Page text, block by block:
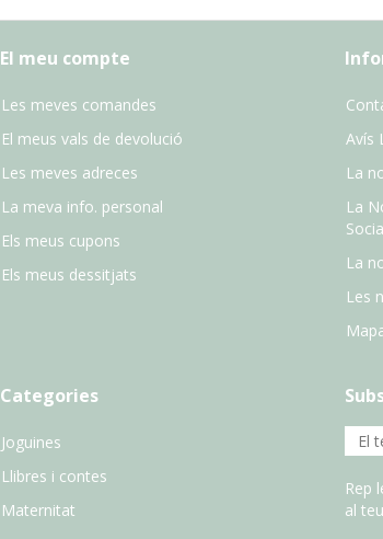
El meu compte
Les meves comandes
El meus vals de devolució
Les meves adreces
La meva info. personal
Els meus cupons
Els meus dessitjats
Avís
La
La
La
Les
Categories
Joguines
Llibres i contes
Maternitat
Rep
al